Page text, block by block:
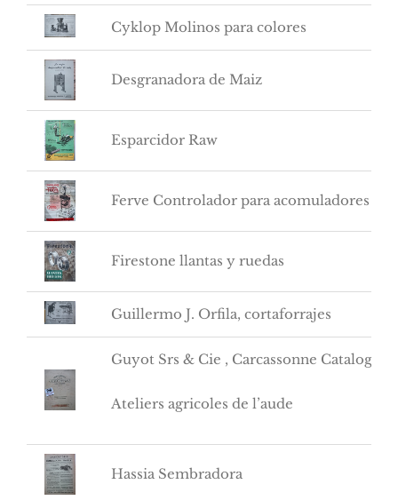
Cyklop Molinos para colores
Desgranadora de Maiz
Esparcidor Raw
Ferve Controlador para acomuladores
Firestone llantas y ruedas
Guillermo J. Orfila, cortaforrajes
Guyot Srs & Cie , Carcassonne Catalogue
Ateliers agricoles de l’aude
Hassia Sembradora